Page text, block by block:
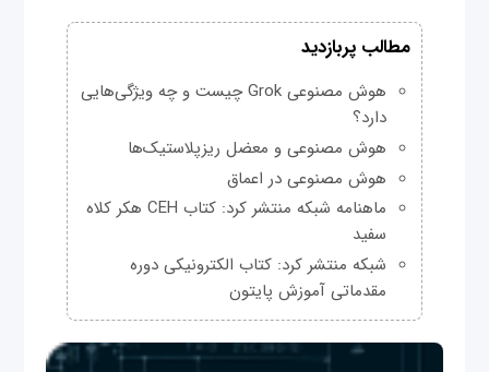
مطالب پربازدید
هوش مصنوعی Grok چیست و چه ویژگی‌هایی
دارد؟
هوش مصنوعی و معضل ریزپلاستیک‌ها
هوش مصنوعی در اعماق
ماهنامه شبکه منتشر کرد: کتاب CEH هکر کلاه
سفید
شبکه منتشر کرد: کتاب الکترونیکی دوره
مقدماتی آموزش پایتون